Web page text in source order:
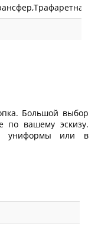
Большой выбор
по вашему эскизу.
униформы или в